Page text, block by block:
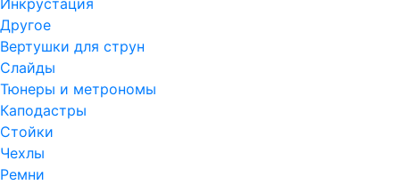
Инкрустация
Другое
Вертушки для струн
Слайды
Тюнеры и метрономы
Каподастры
Стойки
Чехлы
Ремни